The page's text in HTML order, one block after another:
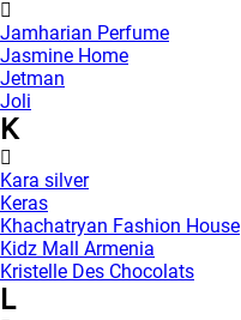
Jamharian Perfume
Jasmine Home
Jetman
Joli
K
Kara silver
Keras
Khachatryan Fashion House
Kidz Mall Armenia
Kristelle Des Chocolats
L